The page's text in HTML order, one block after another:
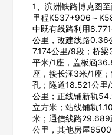
1、滨洲铁路博克图
里程K537+906～
中既有线路利用
公里，改建线路0.36
7.174公里/9段；桥
平米/1座，盖板涵
座，接长涵3米/1座
孔；隧道18.521公里
公里；正线铺新轨
立方米；站线铺轨
米；通信线路
公里，其他房屋6500